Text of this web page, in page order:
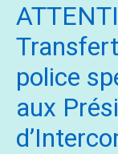
police
aux